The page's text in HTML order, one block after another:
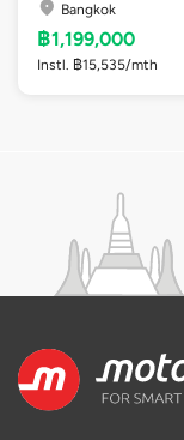
Bangkok
฿1,199,000
Instl. ฿15,535/mth